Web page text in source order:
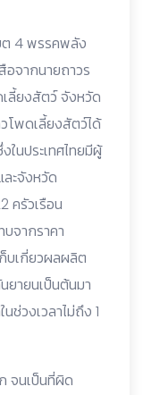
ต 4 พรรคพลัง
อจากนายถาวร
ลี้ยงสัตว์ จังหวัด
โพดเลี้ยงสัตว์ได้
นประเทศไทยมีผู้
ะจังหวัด
ครัวเรือน
จากราคา
บเกี่ยวผลผลิต
ยายนเป็นต้นมา
วงเวลาไม่ถึง 1
จนเป็นที่ผิด